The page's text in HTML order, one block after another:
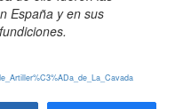
España y en sus